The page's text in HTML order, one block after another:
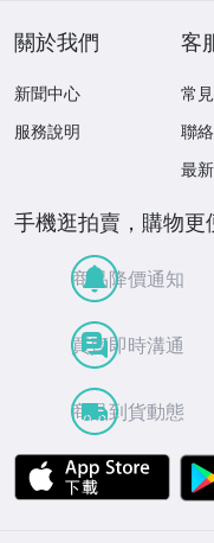
關於我們
新聞中心
服務說明
客
常
聯
最
手機逛拍賣，購物更
商品降價通知
買賣即時溝通
商品到貨動態